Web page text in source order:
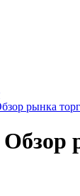
рынка
Обзор